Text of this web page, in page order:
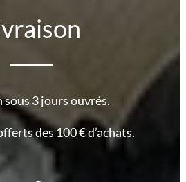
3 jours ouvrés.
des 100 € d’achats.